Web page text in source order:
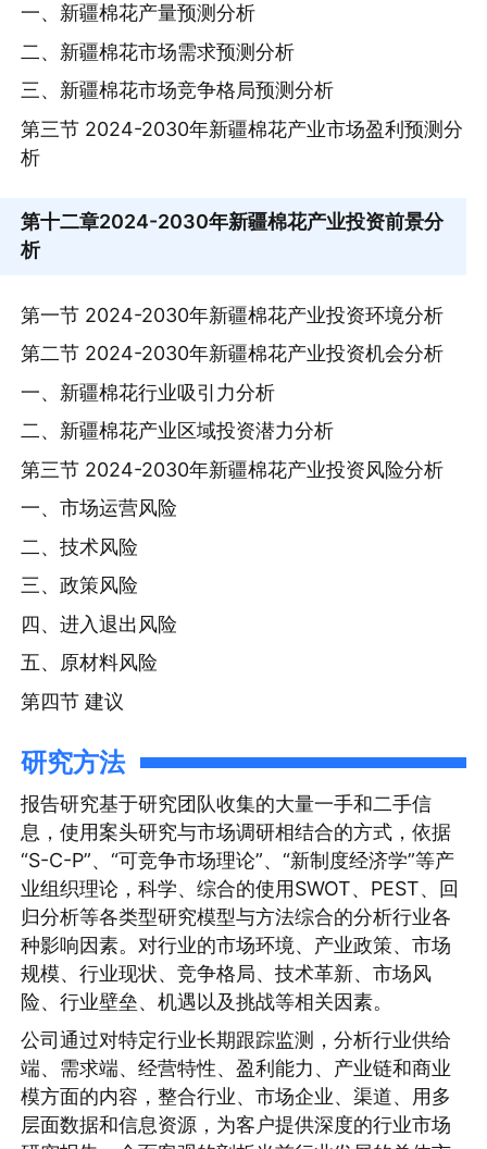
一、新疆棉花产量预测分析
二、新疆棉花市场需求预测分析
三、新疆棉花市场竞争格局预测分析
第三节 2024-2030年新疆棉花产业市场盈利预测分
析
第十二章2024-2030年新疆棉花产业投资前景分
析
第一节 2024-2030年新疆棉花产业投资环境分析
第二节 2024-2030年新疆棉花产业投资机会分析
一、新疆棉花行业吸引力分析
二、新疆棉花产业区域投资潜力分析
第三节 2024-2030年新疆棉花产业投资风险分析
一、市场运营风险
二、技术风险
三、政策风险
四、进入退出风险
五、原材料风险
第四节 建议
研究方法
报告研究基于研究团队收集的大量一手和二手信
息，使用案头研究与市场调研相结合的方式，依据
“S-C-P”、“可竞争市场理论”、“新制度经济学”等产
业组织理论，科学、综合的使用SWOT、PEST、回
归分析等各类型研究模型与方法综合的分析行业各
种影响因素。对行业的市场环境、产业政策、市场
规模、行业现状、竞争格局、技术革新、市场风
险、行业壁垒、机遇以及挑战等相关因素。
公司通过对特定行业长期跟踪监测，分析行业供给
端、需求端、经营特性、盈利能力、产业链和商业
模方面的内容，整合行业、市场企业、渠道、用多
层面数据和信息资源，为客户提供深度的行业市场